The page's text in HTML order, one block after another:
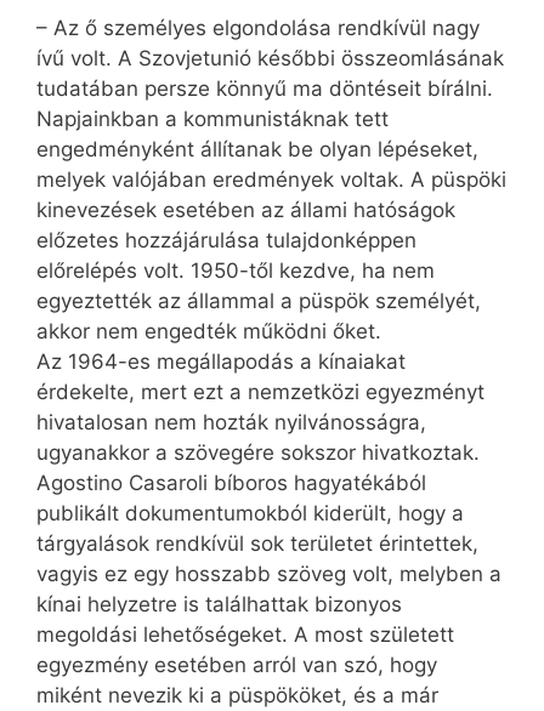
– Az ő személyes elgondolása rendkívül nagy
ívű volt. A Szovjetunió későbbi összeomlásának
tudatában persze könnyű ma döntéseit bírálni.
Napjainkban a kommunistáknak tett
engedményként állítanak be olyan lépéseket,
melyek valójában eredmények voltak. A püspöki
kinevezések esetében az állami hatóságok
előzetes hozzájárulása tulajdonképpen
előrelépés volt. 1950-től kezdve, ha nem
egyeztették az állammal a püspök személyét,
akkor nem engedték működni őket.
Az 1964-es megállapodás a kínaiakat
érdekelte, mert ezt a nemzetközi egyezményt
hivatalosan nem hozták nyilvánosságra,
ugyanakkor a szövegére sokszor hivatkoztak.
Agostino Casaroli bíboros hagyatékából
publikált dokumentumokból kiderült, hogy a
tárgyalások rendkívül sok területet érintettek,
vagyis ez egy hosszabb szöveg volt, melyben a
kínai helyzetre is találhattak bizonyos
megoldási lehetőségeket. A most született
egyezmény esetében arról van szó, hogy
miként nevezik ki a püspököket, és a már